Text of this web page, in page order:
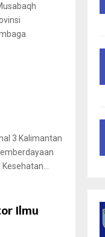
3 Kalimantan
Ilmu